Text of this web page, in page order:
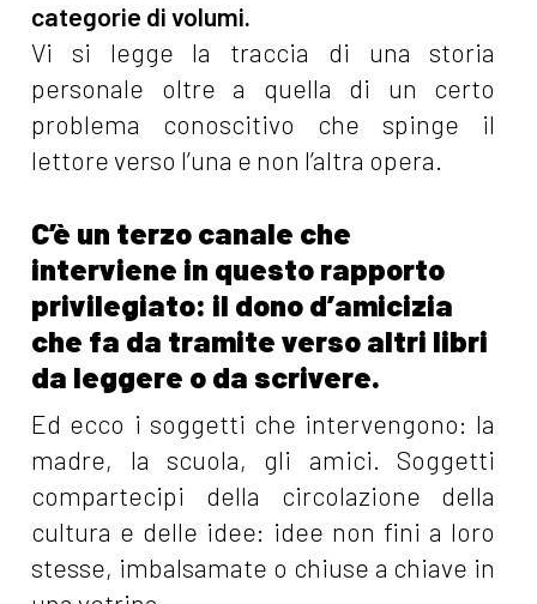
categorie di volumi.
Vi si legge la traccia di una storia
personale oltre a quella di un certo
problema conoscitivo che spinge il
lettore verso l’una e non l’altra opera.
C’è un terzo canale che
interviene in questo rapporto
privilegiato: il dono d’amicizia
che fa da tramite verso altri libri
da leggere o da scrivere.
Ed ecco i soggetti che intervengono: la
madre, la scuola, gli amici. Soggetti
compartecipi della circolazione della
cultura e delle idee: idee non fini a loro
stesse, imbalsamate o chiuse a chiave in